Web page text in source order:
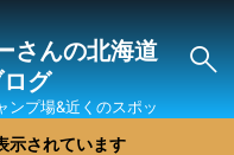
さんの北海道
グ
ンプ場&近くのスポッ
を紹介
示されています